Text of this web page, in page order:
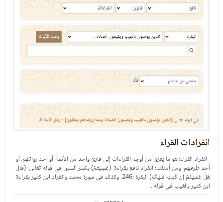
التعريف بالعشر الصغرى
العشر الصغرى: برنامج الكتروني في القراءات العشر من طريق الشاطبية والدرة ويقوم على
إخراج الخلاف والاتفاق والانفراد بين القراء العشر في الأصول والفروش (أي في القواعد
والكلمات القرآنية) ويحتوي على عدة محاور: الخلافات بين القراء، طرق الأداء، كلمات
الخلاف بين القراء، مقارنة بين خلافات القراء، مقارنة بين طرق الأداء، وعرض للمصحف ..
217520